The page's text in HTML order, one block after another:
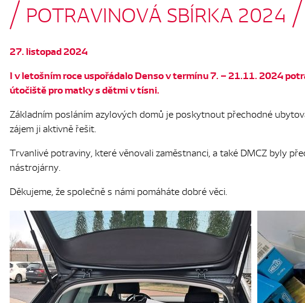
POTRAVINOVÁ SBÍRKA 2024
27. listopad 2024
I v letošním roce uspořádalo Denso v termínu 7. – 21.11. 2024
útočiště pro matky s dětmi v tísni.
Základním posláním azylových domů je poskytnout přechodné
zájem ji aktivně řešit.
Trvanlivé potraviny, které věnovali zaměstnanci, a také DMCZ byly
nástrojárny.
Děkujeme, že společně s námi pomáháte dobré věci.